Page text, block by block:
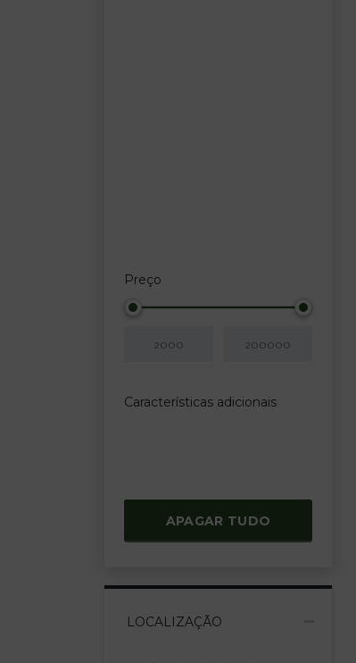
Preço
Características adicionais
APAGAR TUDO
LOCALIZAÇÃO